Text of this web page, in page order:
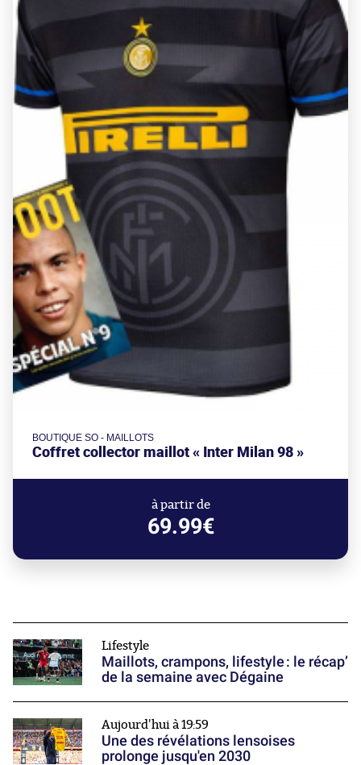
BOUTIQUE SO - MAILLOTS
Coffret collector maillot « Inter Milan 98 »
à partir de
69.99€
Lifestyle
Maillots, crampons, lifestyle : le récap’
de la semaine avec Dégaine
Aujourd'hui à 19:59
Une des révélations lensoises
prolonge jusqu'en 2030